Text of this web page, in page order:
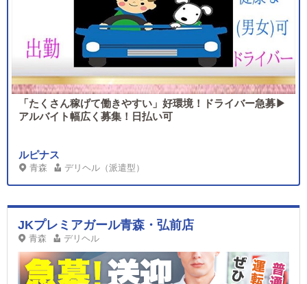
「たくさん稼げて働きやすい」好環境！ドライバー急募▶
アルバイト幅広く募集！日払い可
ルピナス
青森 デリヘル（派遣型）
JKプレミアガール青森・弘前店
青森 デリヘル